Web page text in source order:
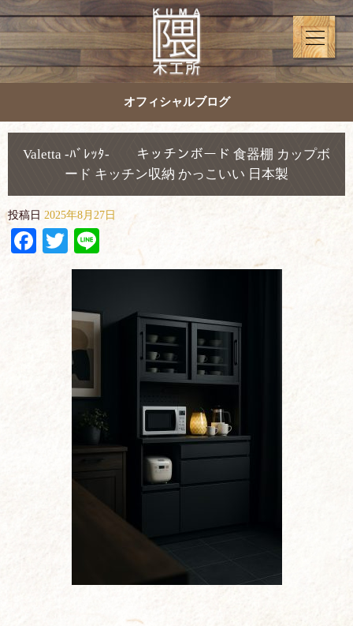
オフィシャルブログ
Valetta -ﾊﾞﾚｯﾀ- キッチンボード 食器棚 カップボ
ード キッチン収納 かっこいい 日本製
投稿日 2025年8月27日
Facebook
Twitter
Line